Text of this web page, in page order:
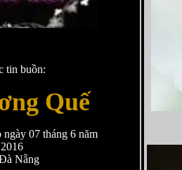
tin buồn:
Quế
07 tháng 6 năm
2016
Nẵng